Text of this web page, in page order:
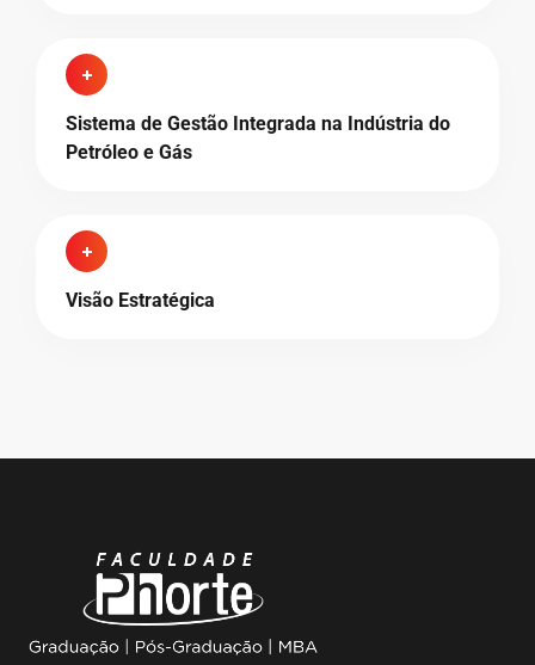
Sistema de Gestão Integrada na Indústria do
Petróleo e Gás
Visão Estratégica